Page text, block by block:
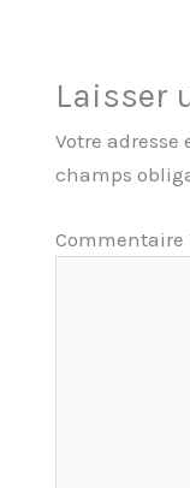
Laisser
Votre
champs
Commentaire